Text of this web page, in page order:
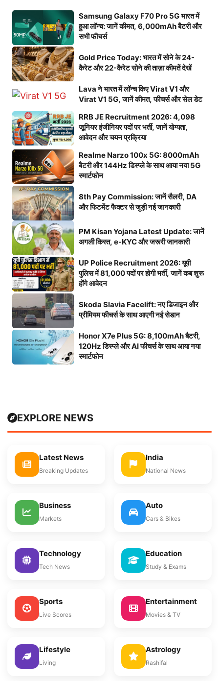
Samsung Galaxy F70 Pro 5G भारत में
हुआ लॉन्च: जानें कीमत, 6,000mAh बैटरी और
सभी फीचर्स
Gold Price Today: भारत में सोने के 24-
कैरेट और 22-कैरेट सोने की ताज़ा कीमतें देखें
Lava ने भारत में लॉन्च किए Virat V1 और
Virat V1 5G, जानें कीमत, फीचर्स और सेल डेट
RRB JE Recruitment 2026: 4,098
जूनियर इंजीनियर पदों पर भर्ती, जानें योग्यता,
आवेदन और चयन प्रक्रिया
Realme Narzo 100x 5G: 8000mAh
बैटरी और 144Hz डिस्प्ले के साथ आया नया 5G
स्मार्टफोन
8th Pay Commission: जानें सैलरी, DA
और फिटमेंट फैक्टर से जुड़ी नई जानकारी
PM Kisan Yojana Latest Update: जानें
अगली किस्त, e-KYC और जरूरी जानकारी
UP Police Recruitment 2026: यूपी
पुलिस में 81,000 पदों पर होगी भर्ती, जानें कब शुरू
होंगे आवेदन
Skoda Slavia Facelift: नए डिजाइन और
प्रीमियम फीचर्स के साथ आएगी नई सेडान
Honor X7e Plus 5G: 8,100mAh बैटरी,
120Hz डिस्प्ले और AI फीचर्स के साथ आया नया
स्मार्टफोन
EXPLORE NEWS
Latest News
Breaking Updates
India
National News
Business
Markets
Auto
Cars & Bikes
Technology
Tech News
Education
Study & Exams
Sports
Live Scores
Entertainment
Movies & TV
Lifestyle
Living
Astrology
Rashifal